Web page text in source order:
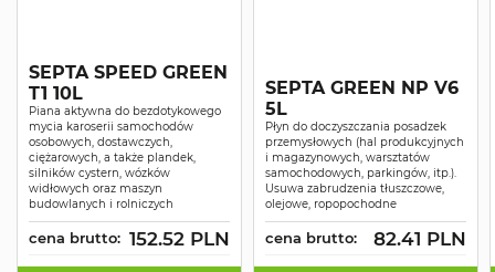
SEPTA SPEED GREEN
T1 10L
Piana aktywna do bezdotykowego
mycia karoserii samochodów
osobowych, dostawczych,
ciężarowych, a także plandek,
silników cystern, wózków
widłowych oraz maszyn
budowlanych i rolniczych
cena brutto: 152.52 PLN
SEPTA GREEN NP V6
5L
Płyn do doczyszczania posadzek
przemysłowych (hal produkcyjnych
i magazynowych, warsztatów
samochodowych, parkingów, itp.).
Usuwa zabrudzenia tłuszczowe,
olejowe, ropopochodne
cena brutto: 82.41 PLN